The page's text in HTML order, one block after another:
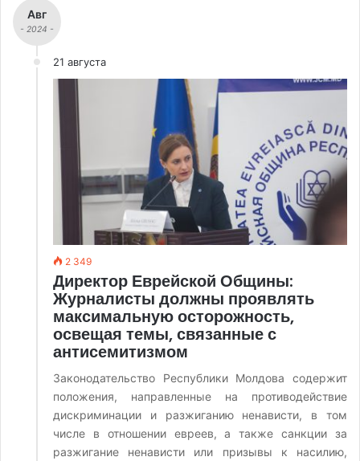
Авг
- 2024 -
21 августа
2 349
Директор Еврейской Общины:
Журналисты должны проявлять
максимальную осторожность,
освещая темы, связанные с
антисемитизмом
Законодательство Республики Молдова содержит
положения, направленные на противодействие
дискриминации и разжиганию ненависти, в том
числе в отношении евреев, а также санкции за
разжигание ненависти или призывы к насилию,